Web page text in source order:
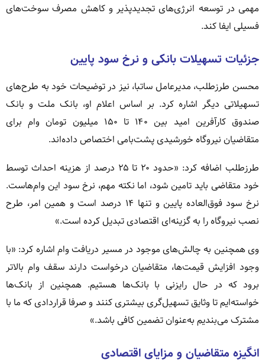
مهمی در توسعه انرژی‌های تجدیدپذیر و کاهش مصرف سوخت‌های
فسیلی ایفا کند.
جزئیات تسهیلات بانکی و نرخ سود پایین
محسن طرزطلب، مدیرعامل ساتبا، نیز در توضیحات خود به طرح‌های
تسهیلاتی دیگر اشاره کرد. بر اساس اعلام او، بانک ملت و بانک
صندوق کارآفرین امید بین ۱۴۰ تا ۱۵۰ میلیون تومان وام برای
متقاضیان نیروگاه خورشیدی پشت‌بامی اختصاص داده‌اند.
طرزطلب اضافه کرد: «حدود ۲۰ تا ۲۵ درصد از هزینه احداث توسط
خود متقاضی باید تامین شود، اما نکته مهم، نرخ سود این وام‌هاست.
نرخ سود فوق‌العاده پایین و تنها ۱۴ درصد است و همین امر، طرح
نصب نیروگاه را به گزینه‌ای اقتصادی تبدیل کرده است.»
وی همچنین به چالش‌های موجود در مسیر دریافت وام اشاره کرد: «با
وجود افزایش قیمت‌ها، متقاضیان درخواست دارند سقف وام بالاتر
برود که در حال رایزنی با بانک‌ها هستیم. همچنین از بانک‌ها
خواسته‌ایم تا وثایق تسهیل‌گری بیشتری کنند و صرفا قراردادی که ما با
مشترک می‌بندیم به‌عنوان تضمین کافی باشد.»
انگیزه متقاضیان و مزایای اقتصادی